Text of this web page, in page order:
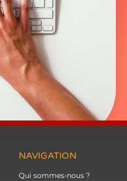
NAVIGATION
Qui sommes-nous ?